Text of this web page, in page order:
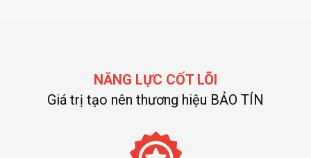
NĂNG LỰC CỐT LÕI
Giá trị tạo nên thương hiệu BẢO TÍN